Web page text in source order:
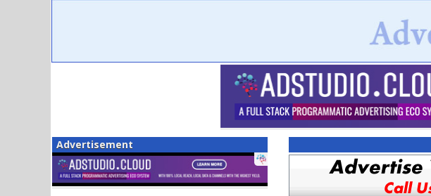
Advertisement